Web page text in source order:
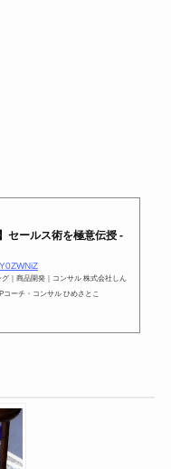
セールス術を極意伝授 -
｜商品開発｜コンサル 株式会社しん
ーチ・コンサル ひめさとこ